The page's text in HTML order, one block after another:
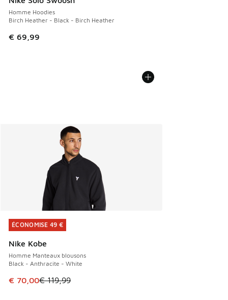
Homme Hoodies
Birch Heather - Black - Birch Heather
€ 69,99
ÉCONOMISE 49 €
Nike Kobe
Homme Manteaux blousons
Black - Anthracite - White
Cet article est en promotion. Prix en baisse de € 119,99 à
€ 70,00€ 119,99
ÉCONOMISE 49 €